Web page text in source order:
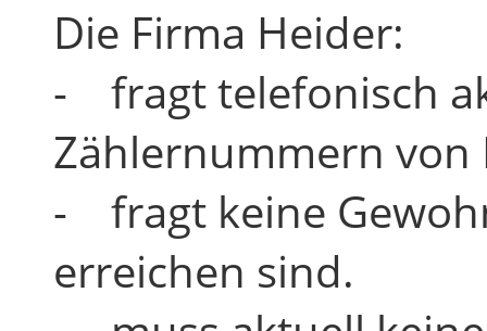
Die Firma Heider:
- fragt telefonisch
Zählernummern von
- fragt keine
erreichen sind.